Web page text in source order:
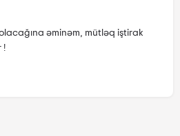
əminəm, mütləq iştirak
!